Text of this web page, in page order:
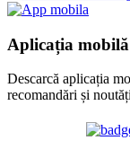
Aplicația mobilă
Descarcă aplicația
recomandări și